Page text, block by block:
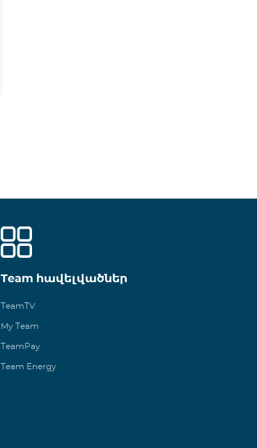
Team հավելվածներ
TeamTV
My Team
TeamPay
Team Energy